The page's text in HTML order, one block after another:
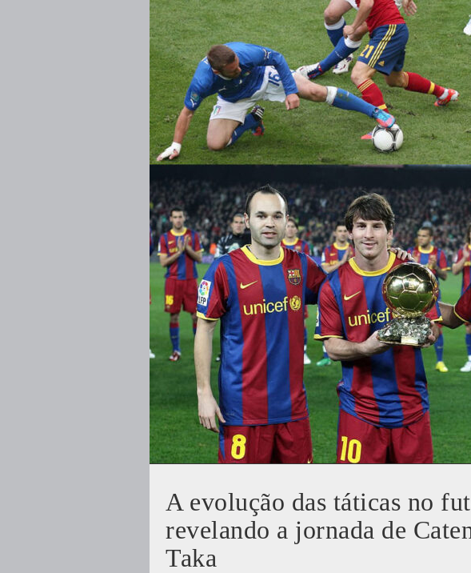
A evolução das táticas no
revelando a jornada de
Taka